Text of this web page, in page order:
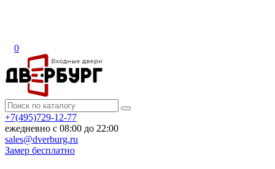
0
+7(495)729-12-77
ежедневно с 08:00 до 22:00
sales@dverburg.ru
Замер бесплатно